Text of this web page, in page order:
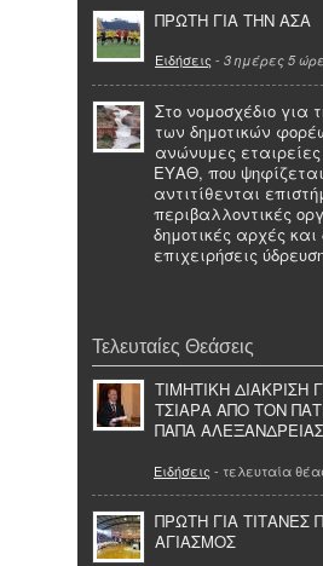
ΠΡΩΤΗ ΓΙΑ ΤΗΝ ΑΣΑ
Ειδήσεις - 3 ημέρες 5
Στο νομοσχέδιο για
των δημοτικών
ανώνυμες
ΕΥΑΘ, που
αντιτίθενται
περιβαλλοντικές
δημοτικές αρχές και
επιχειρήσεις
Τελευταίες Θεάσεις
ΤΙΜΗΤΙΚΗ ΔΙΑΚΡΙΣΗ
ΤΣΙΑΡΑ ΑΠΟ ΤΟΝ
ΠΑΠΑ ΑΛΕΞΑΝΔΡΕΙΑΣ
Ειδήσεις - τελευταία
ΠΡΩΤΗ ΓΙΑ ΤΙΤΑΝΕΣ
ΑΓΙΑΣΜΟΣ